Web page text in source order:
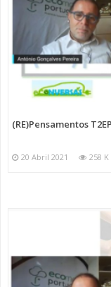
(RE)Pensamentos
20 Abril 2021 258 K